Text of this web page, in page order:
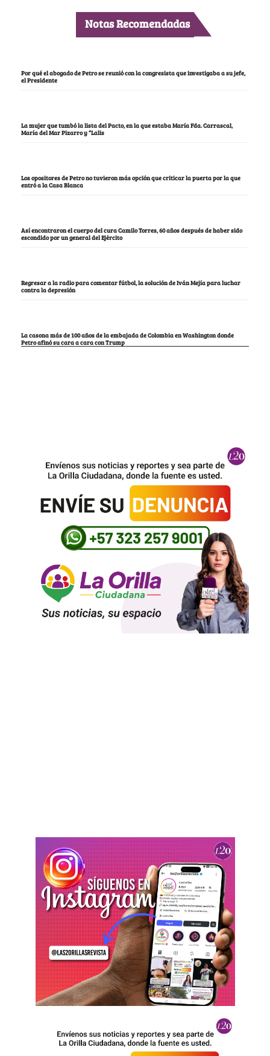
Notas Recomendadas
Por qué el abogado de Petro se reunió con la congresista que investigaba a su jefe,
el Presidente
La mujer que tumbó la lista del Pacto, en la que estaba María Fda. Carrascal,
María del Mar Pizarro y “Lalis
Los opositores de Petro no tuvieron más opción que criticar la puerta por la que
entró a la Casa Blanca
Así encontraron el cuerpo del cura Camilo Torres, 60 años después de haber sido
escondido por un general del Ejército
Regresar a la radio para comentar fútbol, la solución de Iván Mejía para luchar
contra la depresión
La casona más de 100 años de la embajada de Colombia en Washington donde
Petro afinó su cara a cara con Trump